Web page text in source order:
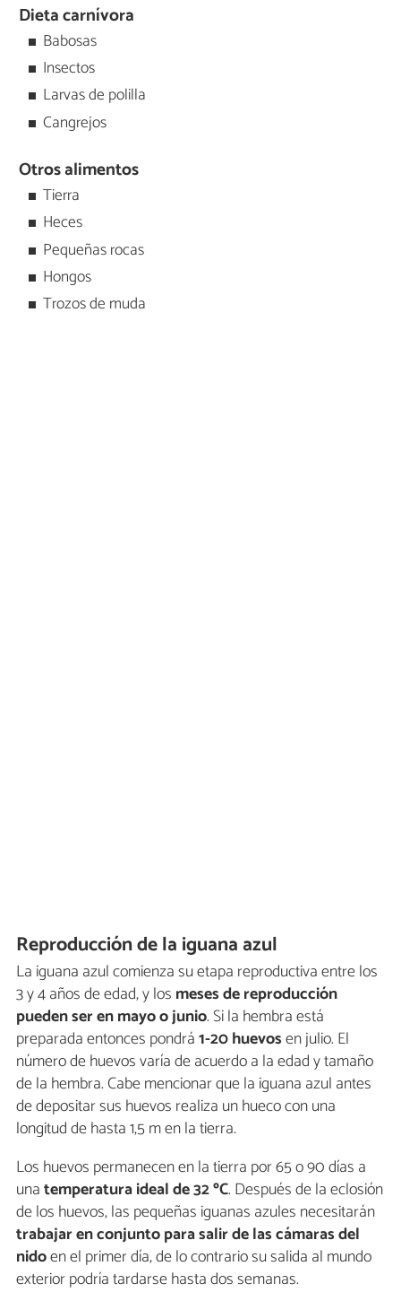
Dieta carnívora
Babosas
Insectos
Larvas de polilla
Cangrejos
Otros alimentos
Tierra
Heces
Pequeñas rocas
Hongos
Trozos de muda
Reproducción de la iguana azul
La iguana azul comienza su etapa reproductiva entre los
3 y 4 años de edad, y los meses de reproducción
pueden ser en mayo o junio. Si la hembra está
preparada entonces pondrá1-20 huevosen julio. El
número de huevos varía de acuerdo a la edad y tamaño
de la hembra. Cabe mencionar que la iguana azul antes
de depositar sus huevos realiza un hueco con una
longitud de hasta 1,5 m en la tierra.
Los huevos permanecen en la tierra por 65 o 90 días a
unatemperatura ideal de 32 ºC. Después de la eclosión
de los huevos, las pequeñas iguanas azules necesitarán
trabajar en conjunto para salir de las cámaras del
nidoen el primer día, de lo contrario su salida al mundo
exterior podría tardarse hasta dos semanas.